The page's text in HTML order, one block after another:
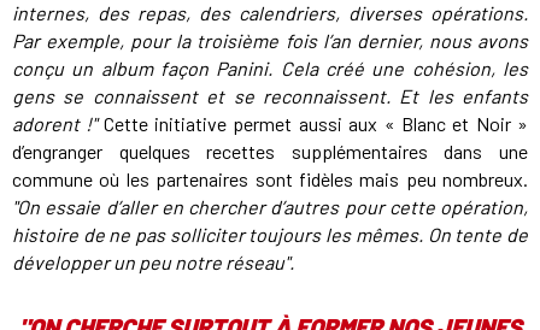
internes, des repas, des calendriers, diverses opérations.
Par exemple, pour la troisième fois l’an dernier, nous avons
conçu un album façon Panini. Cela créé une cohésion, les
gens se connaissent et se reconnaissent. Et les enfants
adorent !"Cette initiative permet aussi aux « Blanc et Noir »
d’engranger quelques recettes supplémentaires dans une
commune où les partenaires sont fidèles mais peu nombreux.
"On essaie d’aller en chercher d’autres pour cette opération,
histoire de ne pas solliciter toujours les mêmes. On tente de
développer un peu notre réseau".